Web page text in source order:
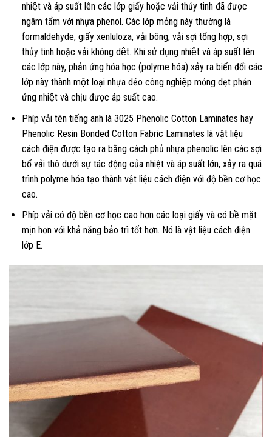
nhiệt và áp suất lên các lớp giấy hoặc vải thủy tinh đã được
ngâm tẩm với nhựa phenol. Các lớp mỏng này thường là
formaldehyde, giấy xenluloza, vải bông, vải sợi tổng hợp, sợi
thủy tinh hoặc vải không dệt. Khi sử dụng nhiệt và áp suất lên
các lớp này, phản ứng hóa học (polyme hóa) xảy ra biến đổi các
lớp này thành một loại nhựa dẻo công nghiệp mỏng dẹt phản
ứng nhiệt và chịu được áp suất cao.
Phíp vải tên tiếng anh là 3025 Phenolic Cotton Laminates hay
Phenolic Resin Bonded Cotton Fabric Laminates là vật liệu
cách điện được tạo ra bằng cách phủ nhựa phenolic lên các sợi
bố vải thô dưới sự tác động của nhiệt và áp suất lớn, xảy ra quá
trình polyme hóa tạo thành vật liệu cách điện với độ bền cơ học
cao.
Phíp vải có độ bền cơ học cao hơn các loại giấy và có bề mặt
mịn hơn với khả năng bảo trì tốt hơn. Nó là vật liệu cách điện
lớp E.